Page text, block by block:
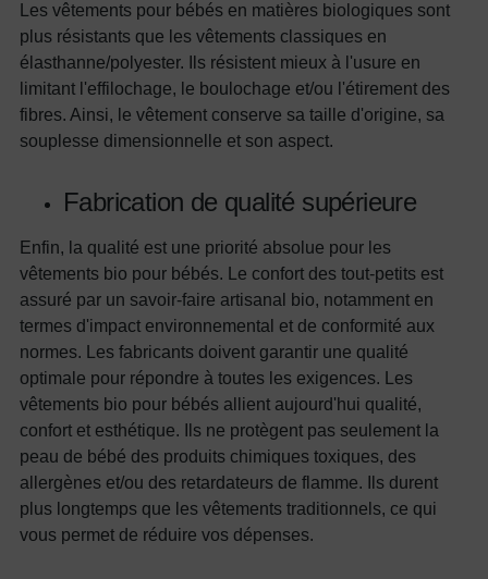
Les vêtements pour bébés en matières biologiques sont
plus résistants que les vêtements classiques en
élasthanne/polyester. Ils résistent mieux à l'usure en
limitant l'effilochage, le boulochage et/ou l'étirement des
fibres. Ainsi, le vêtement conserve sa taille d'origine, sa
souplesse dimensionnelle et son aspect.
Fabrication de qualité supérieure
Enfin, la qualité est une priorité absolue pour les
vêtements bio pour bébés. Le confort des tout-petits est
assuré par un savoir-faire artisanal bio, notamment en
termes d'impact environnemental et de conformité aux
normes. Les fabricants doivent garantir une qualité
optimale pour répondre à toutes les exigences. Les
vêtements bio pour bébés allient aujourd'hui qualité,
confort et esthétique. Ils ne protègent pas seulement la
peau de bébé des produits chimiques toxiques, des
allergènes et/ou des retardateurs de flamme. Ils durent
plus longtemps que les vêtements traditionnels, ce qui
vous permet de réduire vos dépenses.